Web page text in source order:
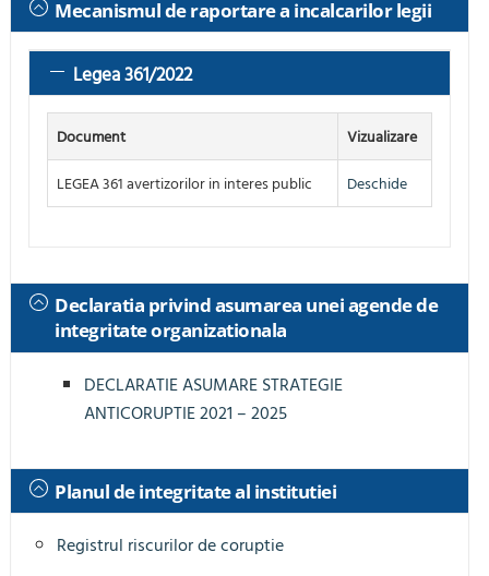
Mecanismul de raportare a incalcarilor legii
Legea 361/2022
Document Vizualizare
LEGEA 361 avertizorilor in interes public Deschide
Declaratia privind asumarea unei agende de
integritate organizationala
DECLARATIE ASUMARE STRATEGIE
ANTICORUPTIE 2021 – 2025
Planul de integritate al institutiei
Registrul riscurilor de coruptie